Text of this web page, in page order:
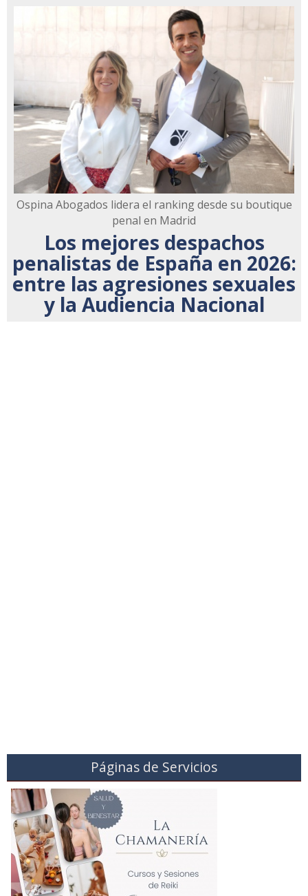
Ospina Abogados lidera el ranking desde su boutique
penal en Madrid
Los mejores despachos
penalistas de España en 2026:
entre las agresiones sexuales
y la Audiencia Nacional
Páginas de Servicios